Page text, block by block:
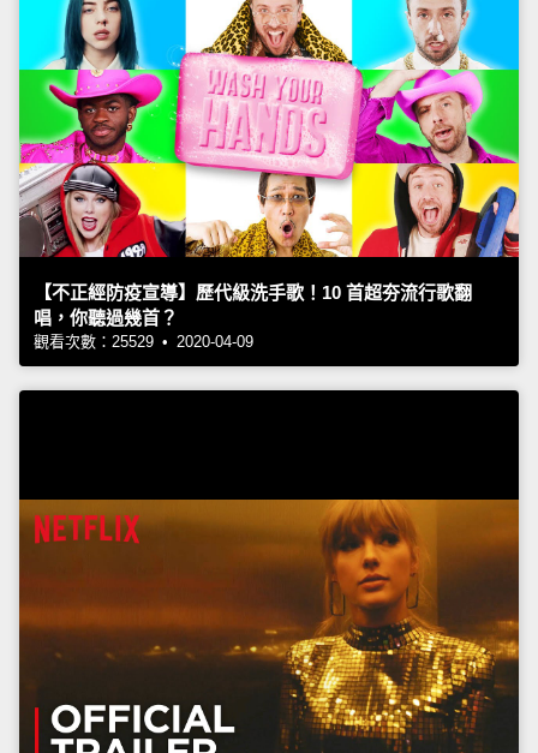
【不正經防疫宣導】歷代級洗手歌！10 首超夯流行歌翻
唱，你聽過幾首？
觀看次數：25529 • 2020-04-09